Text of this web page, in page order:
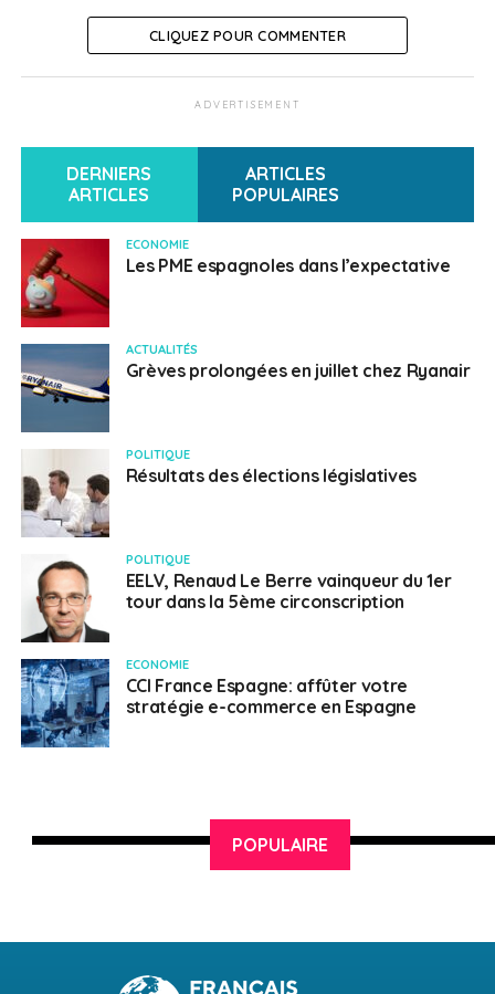
CLIQUEZ POUR COMMENTER
ADVERTISEMENT
DERNIERS
ARTICLES
ARTICLES
POPULAIRES
ECONOMIE
Les PME espagnoles dans l’expectative
ACTUALITÉS
Grèves prolongées en juillet chez Ryanair
POLITIQUE
Résultats des élections législatives
POLITIQUE
EELV, Renaud Le Berre vainqueur du 1er
tour dans la 5ème circonscription
ECONOMIE
CCI France Espagne: affûter votre
stratégie e-commerce en Espagne
POPULAIRE